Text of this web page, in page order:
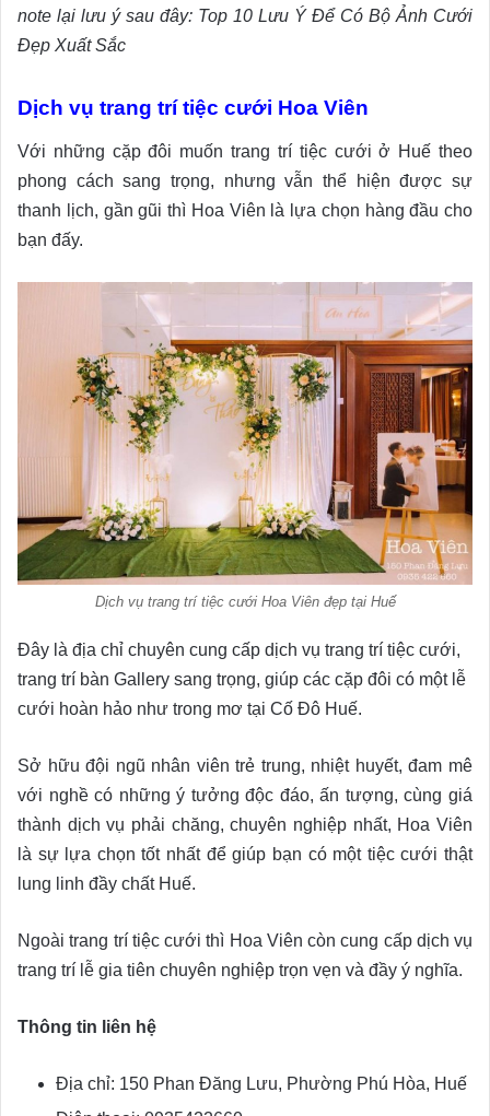
note lại lưu ý sau đây: Top 10 Lưu Ý Để Có Bộ Ảnh Cưới
Đẹp Xuất Sắc
Dịch vụ trang trí tiệc cưới Hoa Viên
Với những cặp đôi muốn trang trí tiệc cưới ở Huế theo
phong cách sang trọng, nhưng vẫn thể hiện được sự
thanh lịch, gần gũi thì Hoa Viên là lựa chọn hàng đầu cho
bạn đấy.
Dịch vụ trang trí tiệc cưới Hoa Viên đẹp tại Huế
Đây là địa chỉ chuyên cung cấp dịch vụ trang trí tiệc cưới,
trang trí bàn Gallery sang trọng, giúp các cặp đôi có một lễ
cưới hoàn hảo như trong mơ tại Cố Đô Huế.
Sở hữu đội ngũ nhân viên trẻ trung, nhiệt huyết, đam mê
với nghề có những ý tưởng độc đáo, ấn tượng, cùng giá
thành dịch vụ phải chăng, chuyên nghiệp nhất, Hoa Viên
là sự lựa chọn tốt nhất để giúp bạn có một tiệc cưới thật
lung linh đầy chất Huế.
Ngoài trang trí tiệc cưới thì Hoa Viên còn cung cấp dịch vụ
trang trí lễ gia tiên chuyên nghiệp trọn vẹn và đầy ý nghĩa.
Thông tin liên hệ
Địa chỉ: 150 Phan Đăng Lưu, Phường Phú Hòa, Huế